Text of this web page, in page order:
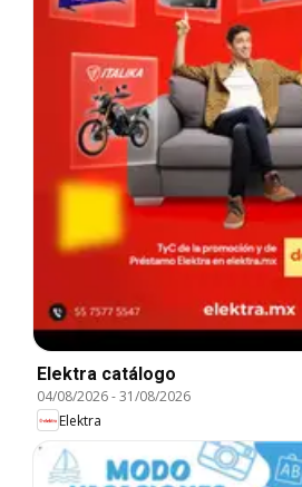
Elektra catálogo
04/08/2026-31/08/2026
Elektra